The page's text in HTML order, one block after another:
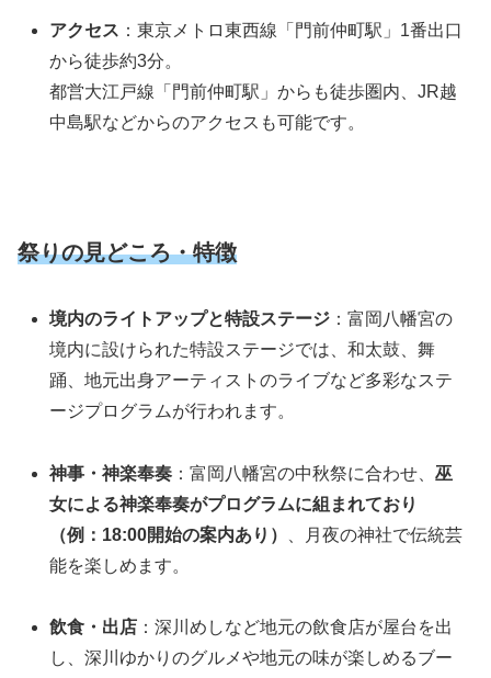
アクセス ：東京メトロ東西線「門前仲町駅」1番出口
から徒歩約3分。
都営大江戸線「門前仲町駅」からも徒歩圏内、JR越
中島駅などからのアクセスも可能です。
祭りの見どころ・特徴
境内のライトアップと特設ステージ ：富岡八幡宮の
境内に設けられた特設ステージでは、和太鼓、舞
踊、地元出身アーティストのライブなど多彩なステ
ージプログラムが行われます。
神事・神楽奉奏 ：富岡八幡宮の中秋祭に合わせ、巫
女による神楽奉奏がプログラムに組まれており
（例：18:00開始の案内あり）
、月夜の神社で伝統芸
能を楽しめます。
飲食・出店 ：深川めしなど地元の飲食店が屋台を出
し、深川ゆかりのグルメや地元の味が楽しめるブー